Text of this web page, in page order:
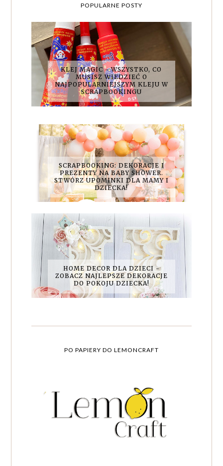
POPULARNE POSTY
KLEJ MAGIC - WSZYSTKO, CO
MUSISZ WIEDZIEĆ O
NAJPOPULARNIEJSZYM KLEJU W
SCRAPBOOKINGU
SCRAPBOOKING: DEKORACJE I
PREZENTY NA BABY SHOWER.
STWÓRZ UPOMINKI DLA MAMY I
DZIECKA!
HOME DECOR DLA DZIECI -
ZOBACZ NAJLEPSZE DEKORACJE
DO POKOJU DZIECKA!
PO PAPIERY DO LEMONCRAFT